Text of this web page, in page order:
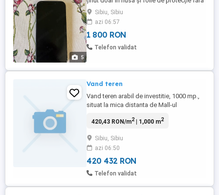
5
zgârieturi sau lovituri
Sibiu, Sibiu
azi 06:57
1 800 RON
Telefon validat
Vand teren
Vand teren arabil de investitie, 1000 mp.,
situat la mica distanta de Mall-ul
in zona Troita pe str. Aleea Monumentului .
anuntate mai multe investitii mari. In noul
PUG Selimbar este introdus in intravilan si
se poate ...
420,43 RON/m2| 1,000 m2
Sibiu, Sibiu
azi 06:50
420 432 RON
Telefon validat